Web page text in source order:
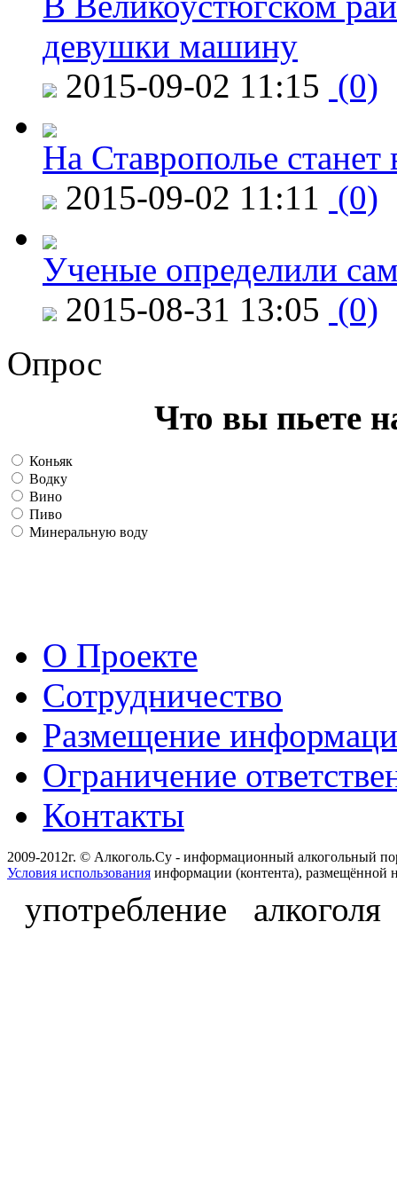
девушки машину
2015-09-02 11:15 (0)
На Ставрополье
2015-09-02 11:11 (0)
Ученые определили
2015-08-31 13:05 (0)
Опрос
Что вы пьете
Коньяк
Водку
Вино
Пиво
Минеральную воду
О Проекте
Сотрудничество
Размещение
Ограничение
Контакты
2009-2012г. © Алкоголь.Су - информационный алкогольный
Условия использования информации (контента), размещённой
употребление